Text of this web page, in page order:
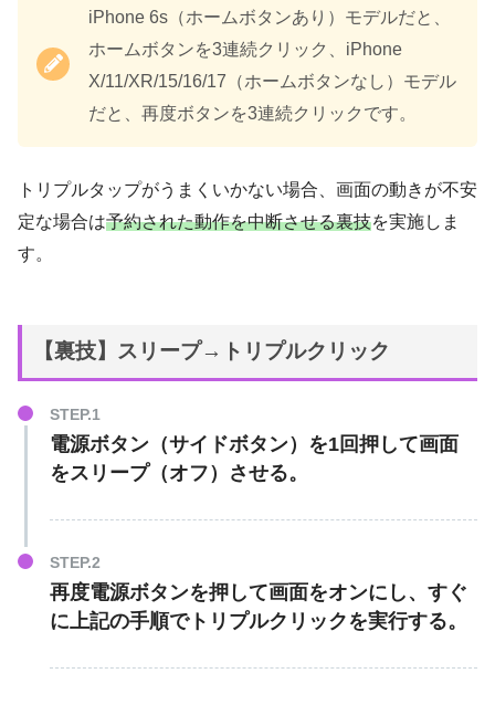
iPhone 6s（ホームボタンあり）モデルだと、
ホームボタンを3連続クリック、iPhone
X/11/XR/15/16/17（ホームボタンなし）モデル
だと、再度ボタンを3連続クリックです。
トリプルタップがうまくいかない場合、画面の動きが不安
定な場合は予約された動作を中断させる裏技を実施しま
す。
【裏技】スリープ→トリプルクリック
電源ボタン（サイドボタン）を1回押して画面
をスリープ（オフ）させる。
再度電源ボタンを押して画面をオンにし、 すぐ
に 上記の手順でトリプルクリックを実行する。